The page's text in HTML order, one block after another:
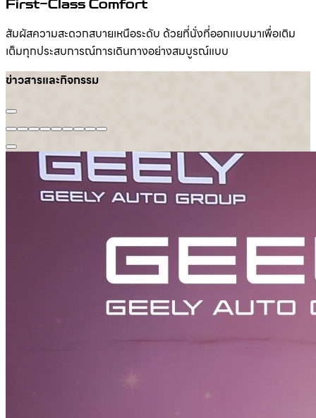
First-Class Comfort
สัมผัสความสะดวกสบายเหนือระดับ ด้วยที่นั่งที่ออกแบบมาเพื่อเติม
เต็มทุกประสบการณ์การเดินทางอย่างสมบูรณ์แบบ
ข่าวสารและกิจกรรม